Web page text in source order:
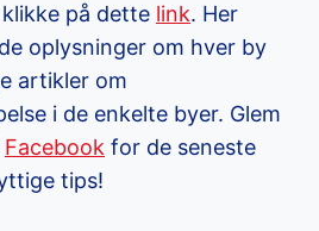
på dette link. Her
oplysninger om hver by
artikler om
i de enkelte byer. Glem
Facebook for de seneste
tips!